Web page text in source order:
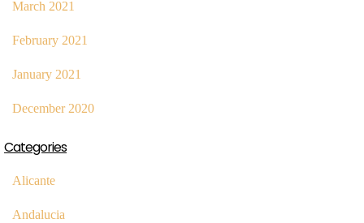
March 2021
February 2021
January 2021
December 2020
Categories
Alicante
Andalucia